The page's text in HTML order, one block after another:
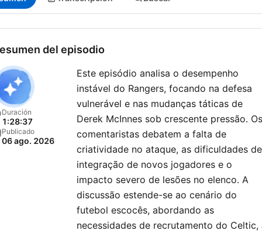
del episodio
Duración
1:28:37
Publicado
06 ago. 2026
Este episódio analisa o desempenho
instável do Rangers, focando na defesa
vulnerável e nas mudanças táticas de
Derek McInnes sob crescente pressão. Os
comentaristas debatem a falta de
criatividade no ataque, as dificuldades de
integração de novos jogadores e o
impacto severo de lesões no elenco. A
discussão estende-se ao cenário do
futebol escocês, abordando as
necessidades de recrutamento do Celtic,